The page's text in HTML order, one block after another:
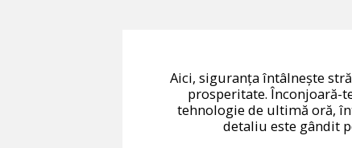
Aici, siguranța întâlnește
prosperitate. Înconjoară-
tehnologie de ultimă oră,
detaliu este gândit